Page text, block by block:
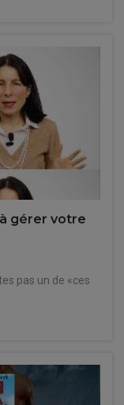
gérer votre
pas un de «ces